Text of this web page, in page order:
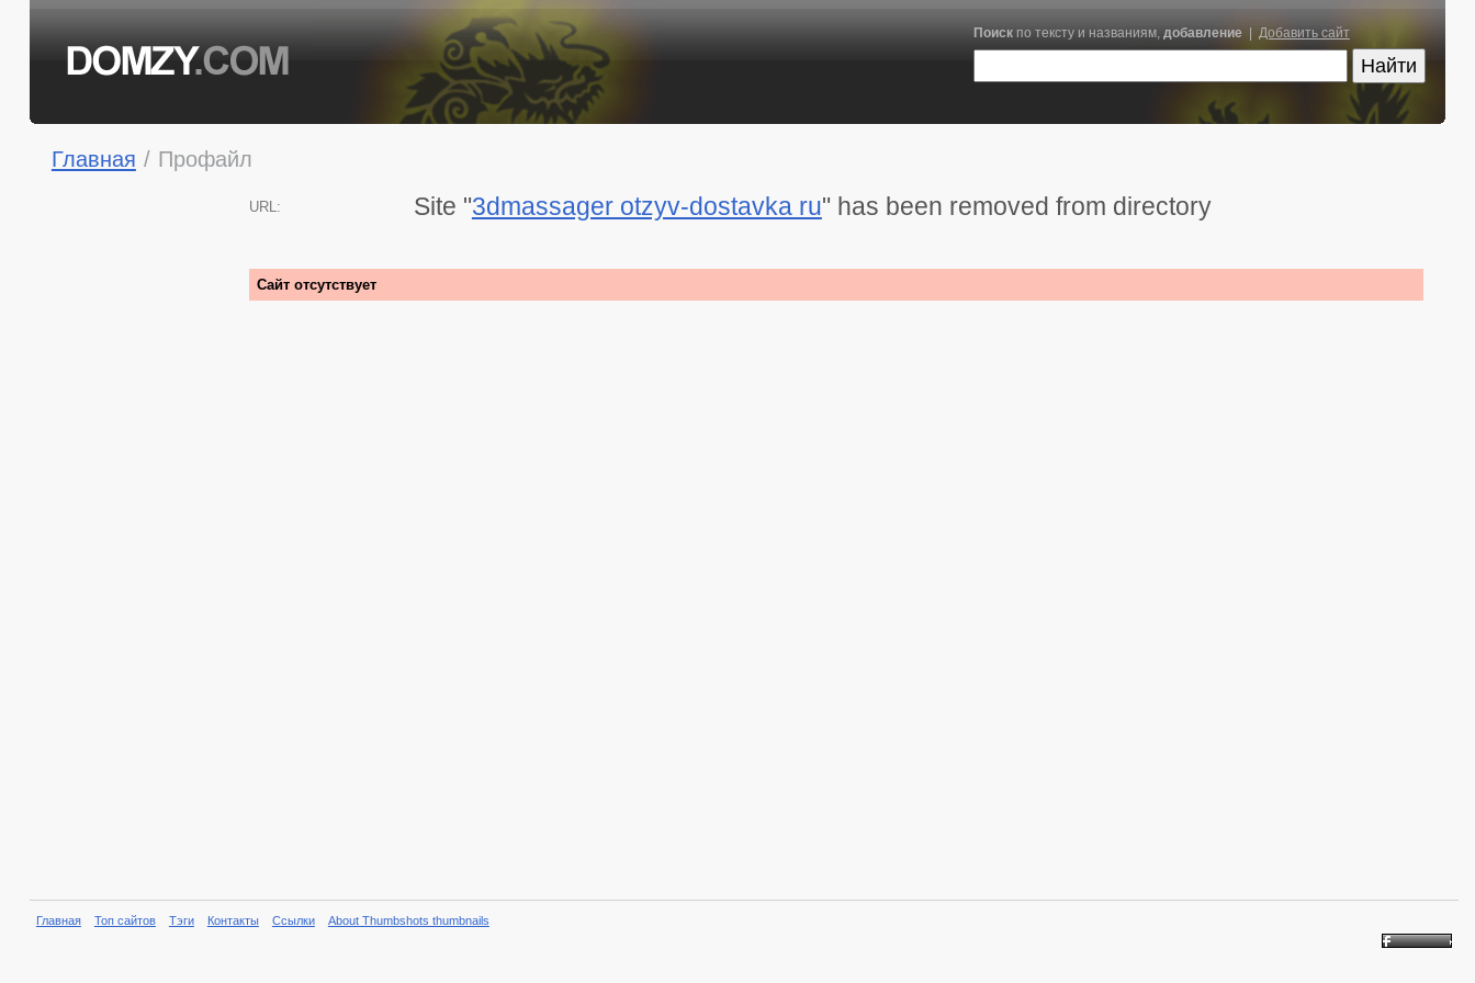
Поискпо тексту и названиям, добавление| Добавить сайт
Главная / Профайл
URL: Site "3dmassager otzyv-dostavka ru" has been removed from directory
Сайт отсутствует
Главная Топ сайтов Тэги Контакты Ссылки About Thumbshots thumbnails